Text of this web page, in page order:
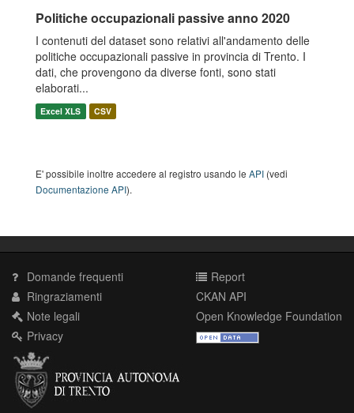
Politiche occupazionali passive anno 2020
I contenuti del dataset sono relativi all'andamento delle
politiche occupazionali passive in provincia di Trento. I
dati, che provengono da diverse fonti, sono stati
elaborati...
Excel XLS CSV
E' possibile inoltre accedere al registro usando le API (vedi
Documentazione API).
Domande frequenti
Ringraziamenti
Note legali
Privacy
Report
CKAN API
Open Knowledge Foundation